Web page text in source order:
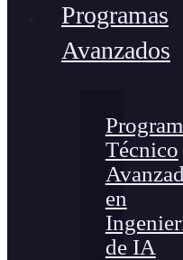
Programas
Avanzados
Técnico
en
de IA